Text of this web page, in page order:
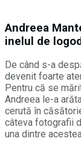
Andreea
inelul de
De când s-a
devenit foarte
Pentru că se
Andreea le-a
cerută în
câteva fotografii
una dintre